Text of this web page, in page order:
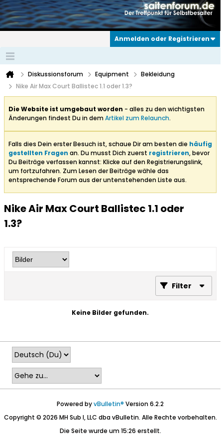
Anmelden oder Registrieren
Diskussionsforum Equipment
Bekleidung
Nike Air Max Court Ballistec 1.1 oder 1.3?
Die Website ist umgebaut worden - alles zu den wichtigsten
Änderungen findest Du in demArtikel zum Relaunch.
Falls dies Dein erster Besuch ist, schaue Dir am besten die häufig
gestellten Fragen an. Du musst Dich zuerst registrieren, bevor
Du Beiträge verfassen kannst: Klicke auf den Registrierungslink,
um fortzufahren. Zum Lesen der Beiträge wähle das
entsprechende Forum aus der untenstehenden Liste aus.
Nike Air Max Court Ballistec 1.1 oder
1.3?
Filter
Keine Bilder gefunden.
Powered byvBulletin® Version 6.2.2
Copyright © 2026 MH Sub I, LLC dba vBulletin. Alle Rechte vorbehalten.
Die Seite wurde um 15:26 erstellt.